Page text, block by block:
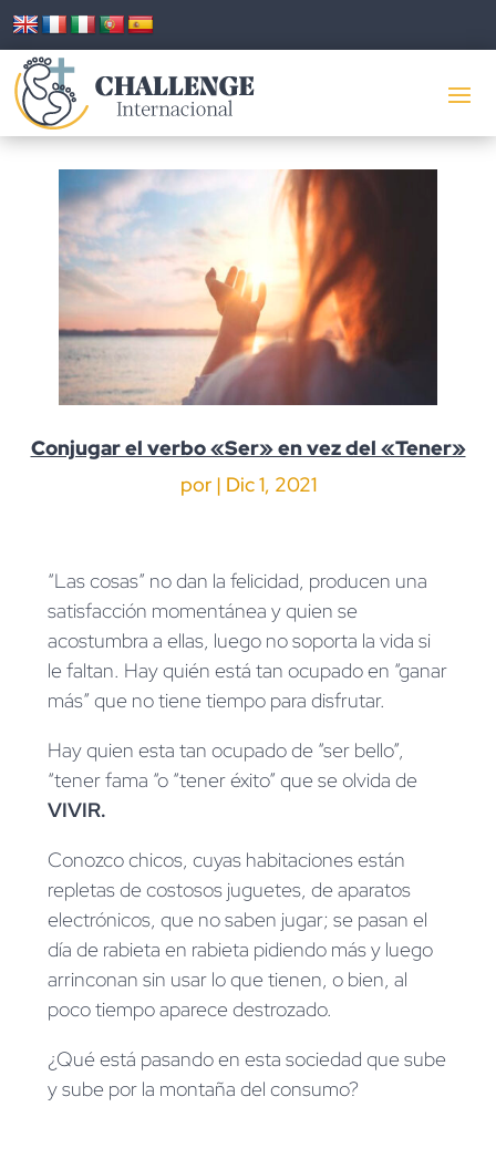
Conjugar el verbo «Ser» en vez del «Tener»
por | Dic 1, 2021
“Las cosas” no dan la felicidad, producen una
satisfacción momentánea y quien se
acostumbra a ellas, luego no soporta la vida si
le faltan. Hay quién está tan ocupado en “ganar
más” que no tiene tiempo para disfrutar.
Hay quien esta tan ocupado de “ser bello”,
“tener fama “o “tener éxito” que se olvida de
VIVIR.
Conozco chicos, cuyas habitaciones están
repletas de costosos juguetes, de aparatos
electrónicos, que no saben jugar; se pasan el
día de rabieta en rabieta pidiendo más y luego
arrinconan sin usar lo que tienen, o bien, al
poco tiempo aparece destrozado.
¿Qué está pasando en esta sociedad que sube
y sube por la montaña del consumo?